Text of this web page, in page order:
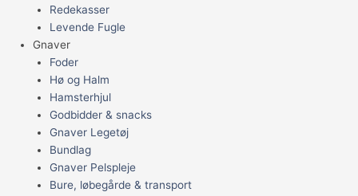
Redekasser
Levende Fugle
Gnaver
Foder
Hø og Halm
Hamsterhjul
Godbidder & snacks
Gnaver Legetøj
Bundlag
Gnaver Pelspleje
Bure, løbegårde & transport